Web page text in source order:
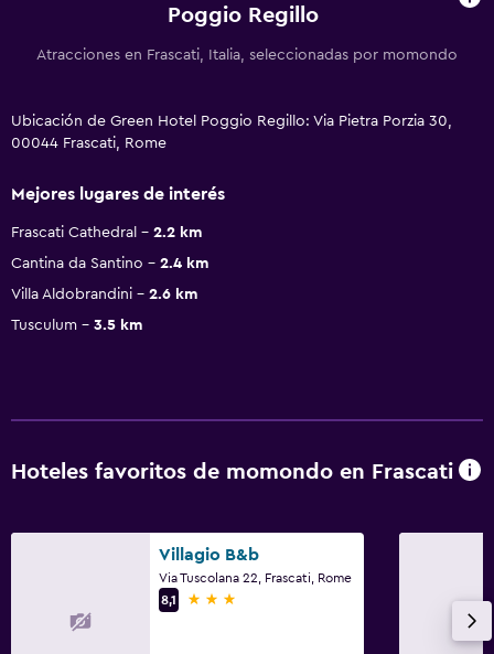
Poggio Regillo
Atracciones en Frascati, Italia, seleccionadas por momondo
Ubicación de Green Hotel Poggio Regillo: Via Pietra Porzia 30,
00044 Frascati, Rome
Mejores lugares de interés
Frascati Cathedral
2.2 km
Cantina da Santino
2.4 km
Villa Aldobrandini
2.6 km
Tusculum
3.5 km
Hoteles favoritos de momondo en Frascati
Villagio B&b
Via Tuscolana 22, Frascati, Rome
8,1
3 estrellas